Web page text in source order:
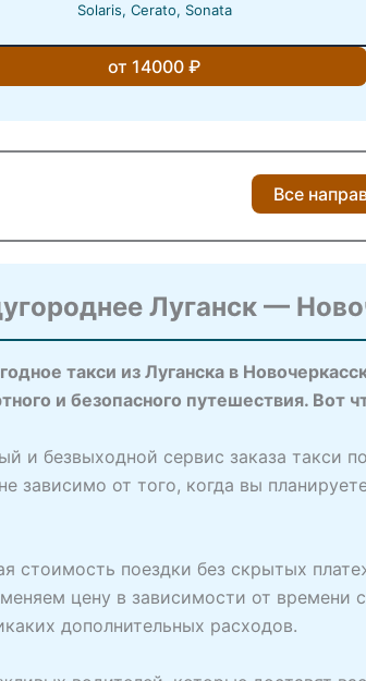
Solaris, Cerato, Sonata
от 14000 ₽
Все
Луганск —
такси из Луганска в
и безопасного путешествия.
и безвыходной сервис заказа
зависимо от того, когда вы
стоимость поездки без скрытых
цену в зависимости от времени
дополнительных расходов.